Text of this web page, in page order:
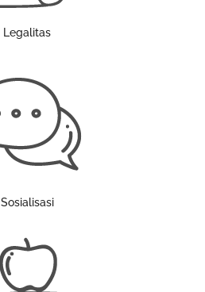
Legalitas
Sosialisasi